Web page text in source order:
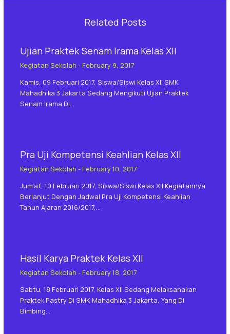
Related Posts
Ujian Praktek Senam Irama Kelas XII
Kegiatan Sekolah - February 9, 2017
Kamis, 09 Februari 2017, Siswa/siswi Kelas XII SMK
Mahadhika 3 Jakarta Sedang Mengikuti Ujian Praktek
Senam Irama Di…
Pra Uji Kompetensi Keahlian Kelas XII
Kegiatan Sekolah - February 10, 2017
Jum’at, 10 Februari 2017, Siswa/siswi Kelas XII Kegiatannya
Berlanjut Dengan Jadwal Pra Uji Kompetensi Keahlian
Tahun Ajaran 2016/2017,…
Hasil Karya Praktek Kelas XII
Kegiatan Sekolah - February 18, 2017
Sabtu, 18 Februari 2017, Kelas XII Sedang Melaksanakan
Praktek Pastry Di SMK Mahadhika 3 Jakarta, Yang Di
Bimbing…